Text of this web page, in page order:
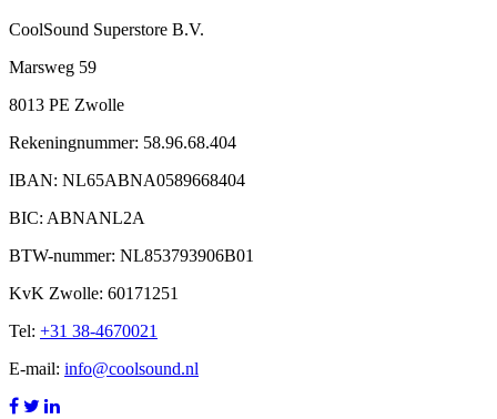
CoolSound Superstore B.V.
Marsweg 59
8013 PE Zwolle
Rekeningnummer: 58.96.68.404
IBAN: NL65ABNA0589668404
BIC: ABNANL2A
BTW-nummer: NL853793906B01
KvK Zwolle: 60171251
Tel: +31 38-4670021
E-mail: info@coolsound.nl